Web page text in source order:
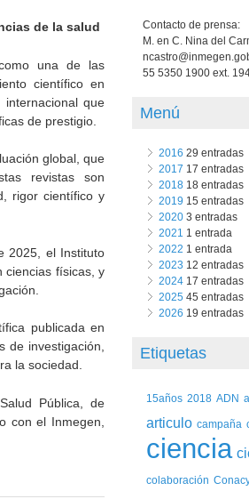
de la salud
una de las
científico en
que
de prestigio.
global, que
revistas son
rigor científico y
2025, el Instituto
ciencias físicas, y
publicada en
de investigación,
la sociedad.
Pública, de
con el Inmegen,
Contacto de prensa:
M. en C. Nina del
55 5350 1900 ext.
Menú
2016 29 entradas
2017 17 entradas
201818 entradas
2019 15 entradas
20203 entradas
2021 1 entrada
2022 1 entrada
2023 12 entradas
202417 entradas
2025 45 entradas
2026 19 entradas
Etiquetas
15años 2018 ADN
articulo campaña
ciencia
colaboración